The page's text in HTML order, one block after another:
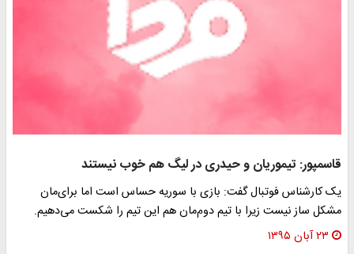
قاسمپور: تیموریان و حیدری در لیگ هم خوب نیستند
یک کارشناس فوتبال گفت: بازی با سوریه حساس است اما برای‌مان
مشکل ساز نیست زیرا با تیم دوم‌مان هم این تیم را شکست می‌دهیم.
۲۳ آبان ۱۳۹۵